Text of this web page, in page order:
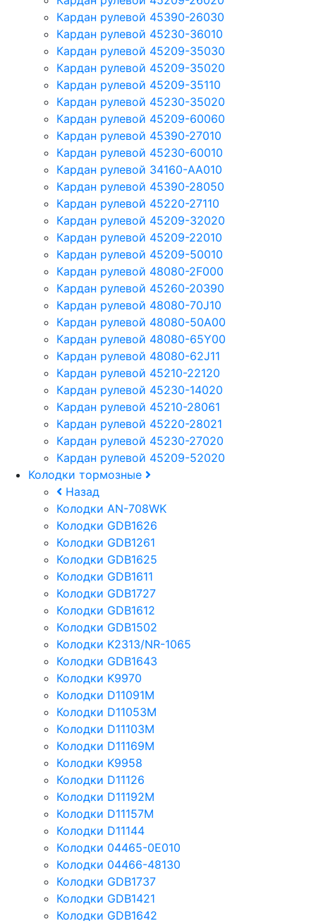
Кардан рулевой 45390-26030
Кардан рулевой 45230-36010
Кардан рулевой 45209-35030
Кардан рулевой 45209-35020
Кардан рулевой 45209-35110
Кардан рулевой 45230-35020
Кардан рулевой 45209-60060
Кардан рулевой 45390-27010
Кардан рулевой 45230-60010
Кардан рулевой 34160-AA010
Кардан рулевой 45390-28050
Кардан рулевой 45220-27110
Кардан рулевой 45209-32020
Кардан рулевой 45209-22010
Кардан рулевой 45209-50010
Кардан рулевой 48080-2F000
Кардан рулевой 45260-20390
Кардан рулевой 48080-70J10
Кардан рулевой 48080-50A00
Кардан рулевой 48080-65Y00
Кардан рулевой 48080-62J11
Кардан рулевой 45210-22120
Кардан рулевой 45230-14020
Кардан рулевой 45210-28061
Кардан рулевой 45220-28021
Кардан рулевой 45230-27020
Кардан рулевой 45209-52020
Колодки тормозные
Назад
Колодки AN-708WK
Колодки GDB1626
Колодки GDB1261
Колодки GDB1625
Колодки GDB1611
Колодки GDB1727
Колодки GDB1612
Колодки GDB1502
Колодки K2313/NR-1065
Колодки GDB1643
Колодки K9970
Колодки D11091M
Колодки D11053M
Колодки D11103M
Колодки D11169M
Колодки K9958
Колодки D11126
Колодки D11192M
Колодки D11157M
Колодки D11144
Колодки 04465-0E010
Колодки 04466-48130
Колодки GDB1737
Колодки GDB1421
Колодки GDB1642